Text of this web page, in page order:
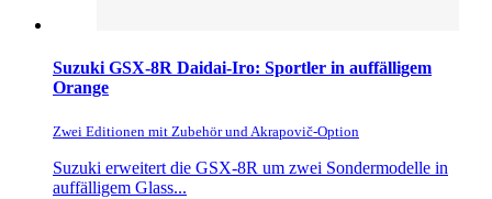
Suzuki GSX-8R Daidai-Iro: Sportler in auffälligem
Orange
Zwei Editionen mit Zubehör und Akrapovič-Option
Suzuki erweitert die GSX-8R um zwei Sondermodelle in
auffälligem Glass...